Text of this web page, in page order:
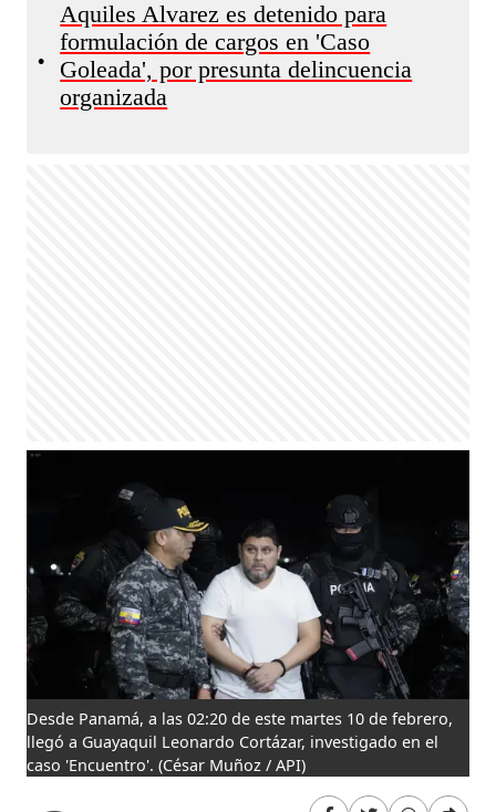
•
Aquiles Alvarez es detenido para
formulación de cargos en 'Caso
Goleada', por presunta delincuencia
organizada
Desde Panamá, a las 02:20 de este martes 10 de febrero,
llegó a Guayaquil Leonardo Cortázar, investigado en el
caso 'Encuentro'. (César Muñoz / API)